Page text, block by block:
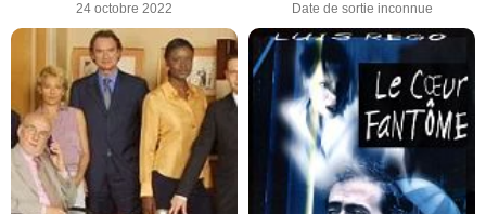
24 octobre 2022 Date de sortie inconnue